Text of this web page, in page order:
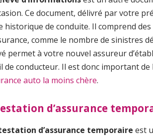
Ce document, délivré par votre
historique de conduite. Il comprend
comme le nombre de sinistres
permet à votre nouvel assureur
de conducteur. Il est donc important
auto la moins chère.
d’assurance
d’assurance temporaire est